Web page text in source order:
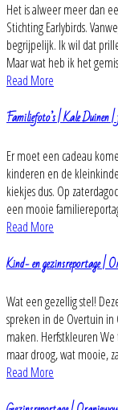
Het is alweer meer dan
Stichting Earlybirds.
begrijpelijk. Ik wil dat
Maar wat heb ik het
Read More
Familiefoto’s | Kale Duinen
Er moet een cadeau
kinderen en de
kiekjes dus. Op
een mooie
Read More
Kind- en gezinsreportage |
Wat een gezellig stel!
spreken in de Overtuin
maken. Herfstkleuren
maar droog, wat mooie,
Read More